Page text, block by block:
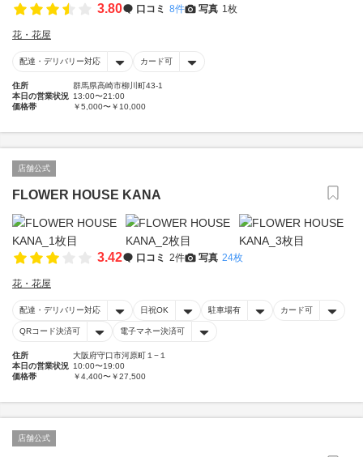
3.80 口コミ 8件 写真 1枚
花・花屋
配達・デリバリー対応 カード可
住所
群馬県高崎市柳川町43-1
本日の営業状況 13:00〜21:00
価格帯
￥5,000〜￥10,000
店舗公式
FLOWER HOUSE KANA
3.42 口コミ 2件 写真 24枚
花・花屋
配達・デリバリー対応 日祝OK 駐車場有 カード可
QRコード決済可 電子マネー決済可
住所
大阪府守口市河原町１−１
本日の営業状況 10:00〜19:00
価格帯
￥4,400〜￥27,500
店舗公式